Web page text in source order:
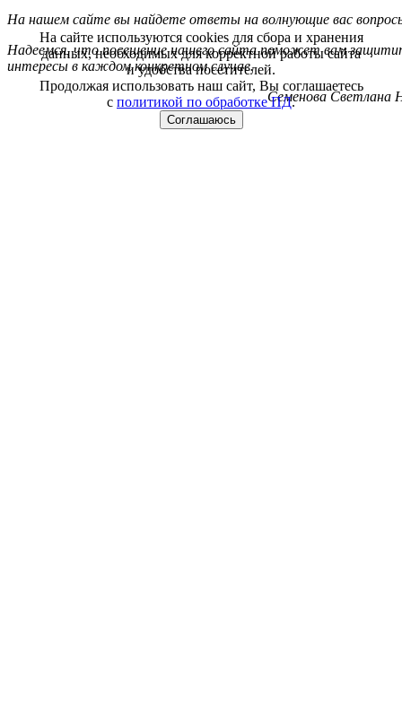
На нашем сайте вы найдете ответы на волнующие вас
Надеемся, что посещение нашего сайта поможет вам
интересы в каждом конкретном случае.
Семенова Светлана
На сайте используются cookies для сбора и хранения
данных, необходимых для корректной работы сайта
и удобства посетителей.
Продолжая использовать наш сайт, Вы соглашаетесь
с политикой по обработке ПД.
Соглашаюсь